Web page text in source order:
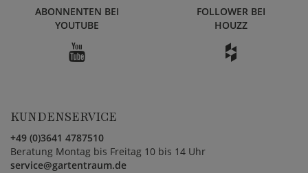
ABONNENTEN BEI
YOUTUBE
FOLLOWER BEI
HOUZZ
KUNDENSERVICE
+49 (0)3641 4787510
Beratung Montag bis Freitag 10 bis 14 Uhr
service@gartentraum.de